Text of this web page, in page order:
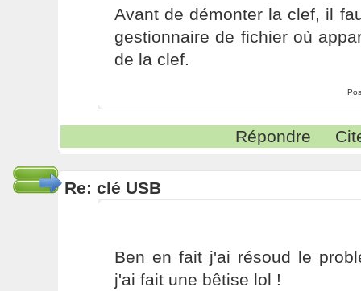
Avant de démonter la clef, il
gestionnaire de fichier où
de la clef.
Répondre
Re: clé USB
Ben en fait j'ai résoud le
j'ai fait une bêtise lol !